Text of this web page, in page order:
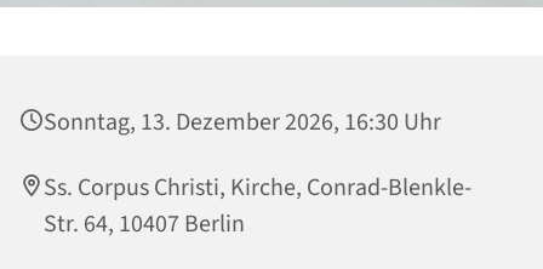
Sonntag, 13. Dezember 2026, 16:30 Uhr
Ss. Corpus Christi, Kirche, Conrad-Blenkle-
Str. 64, 10407 Berlin